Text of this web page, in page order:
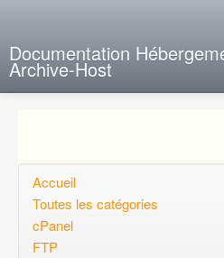
Documentation
Archive-Host
Questions ouvertes
Voulez-vous vous inscrire?
Accueil
Toutes les catégories
cPanel
FTP